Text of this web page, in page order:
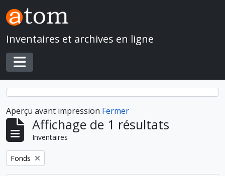
Skip to main content
Inventaires et archives en ligne
Toggle navigation
Aperçu avant impression Fermer
Affichage de 1 résultats
Inventaires
Remove filter:
Fonds